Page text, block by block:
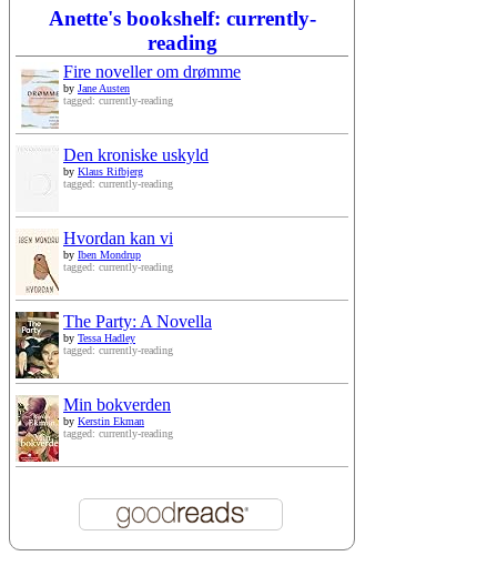
Anette's bookshelf: currently-
reading
Fire noveller om drømme
by Jane Austen
tagged: currently-reading
Den kroniske uskyld
by Klaus Rifbjerg
tagged: currently-reading
Hvordan kan vi
by Iben Mondrup
tagged: currently-reading
The Party: A Novella
by Tessa Hadley
tagged: currently-reading
Min bokverden
by Kerstin Ekman
tagged: currently-reading